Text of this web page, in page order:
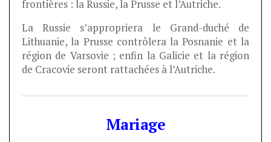
frontières : la Russie, la Prusse et l’Autriche.
La Russie s’appropriera le Grand-duché de
Lithuanie, la Prusse contrôlera la Posnanie et la
région de Varsovie ; enfin la Galicie et la région
de Cracovie seront rattachées à l’Autriche.
Mariage